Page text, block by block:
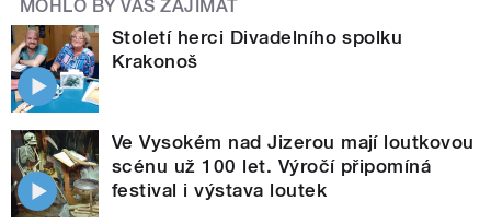
MOHLO BY VÁS ZAJÍMAT
Století herci Divadelního spolku
Krakonoš
Ve Vysokém nad Jizerou mají loutkovou
scénu už 100 let. Výročí připomíná
festival i výstava loutek